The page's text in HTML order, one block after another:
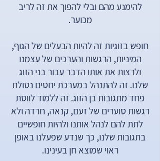
להימנע מהם ובלי להפוך את זה לריב
מכוער.
חופש בזוגיות זה להיות הבעלים של הגוף,
המיניות, הרגשות והערכים של עצמנו
ולרצות את אותו הדבר עבור בני הזוג
שלנו. זה להתנהל במערכת יחסים נטולת
פחד מתגובות בן הזוג. זה ללמוד לווסת
רגשות סוערים של זעם, קנאה, חרדה ולא
לתת להם לנהל אותנו ולהיות חופשיים
בתגובות שלנו, כך שנדע שפעלנו באופן
ראוי שמוצא חן בעינינו.